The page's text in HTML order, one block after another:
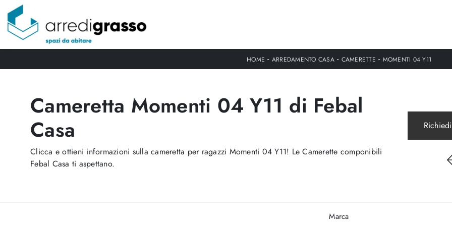
HOME - ARREDAMENTO CASA- CAMERETTE - MOMENTI 04 Y11
Cameretta Momenti 04 Y11 di Febal
Casa
Clicca e ottieni informazioni sulla cameretta per ragazzi Momenti 04 Y11! Le Camerette componibili
Febal Casa ti aspettano.
Marca